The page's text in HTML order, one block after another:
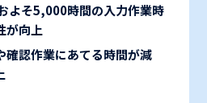
よそ5,000時間の入力作業時
が向上
確認作業にあてる時間が減